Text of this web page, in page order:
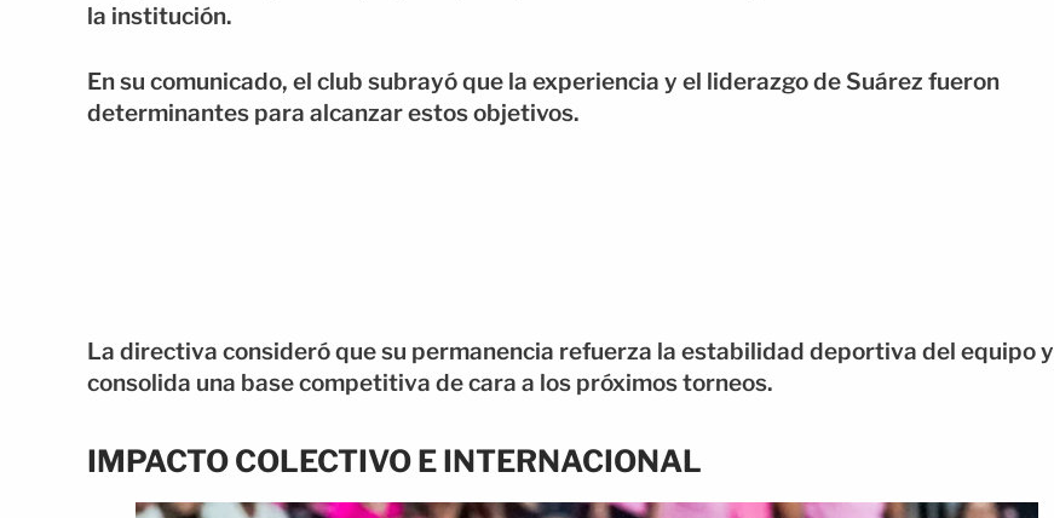
la institución.
En su comunicado, el club subrayó que la experiencia y el liderazgo de Suárez fueron
determinantes para alcanzar estos objetivos.
La directiva consideró que su permanencia refuerza la estabilidad deportiva del equipo y
consolida una base competitiva de cara a los próximos torneos.
IMPACTO COLECTIVO E INTERNACIONAL